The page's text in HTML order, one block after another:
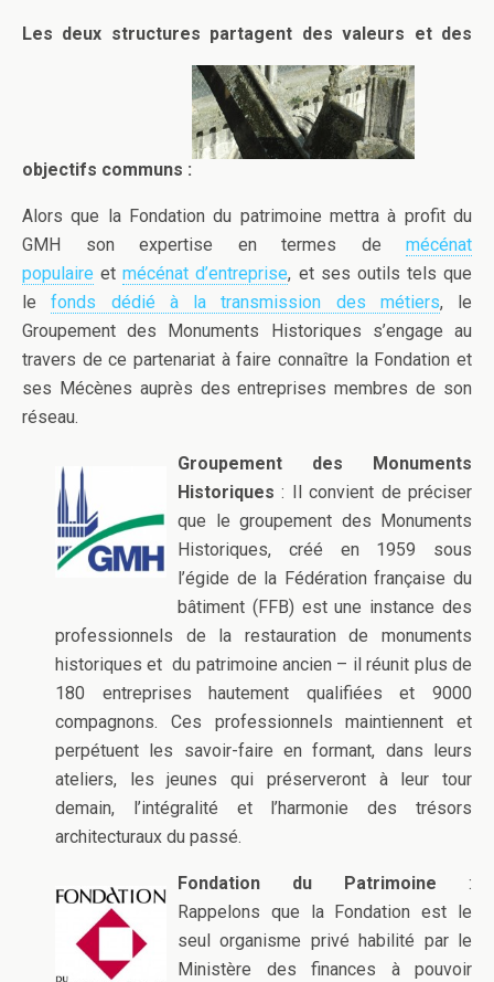
Les deux structures partagent des valeurs et des
objectifs communs :
Alors que la Fondation du patrimoine mettra à profit du
GMH son expertise en termes de mécénat
populaire etmécénat d’entreprise, et ses outils tels que
lefonds dédié à la transmission des métiers, le
Groupement des Monuments Historiques s’engage au
travers de ce partenariat à faire connaître la Fondation et
ses Mécènes auprès des entreprises membres de son
réseau.
Groupement des Monuments
Historiques : Il convient de préciser
que le groupement des Monuments
Historiques, créé en 1959 sous
l’égide de la Fédération française du
bâtiment (FFB) est une instance des
professionnels de la restauration de monuments
historiques et du patrimoine ancien – il réunit plus de
180 entreprises hautement qualifiées et 9000
compagnons. Ces professionnels maintiennent et
perpétuent les savoir-faire en formant, dans leurs
ateliers, les jeunes qui préserveront à leur tour
demain, l’intégralité et l’harmonie des trésors
architecturaux du passé.
Fondation du Patrimoine :
Rappelons que la Fondation est le
seul organisme privé habilité par le
Ministère des finances à pouvoir